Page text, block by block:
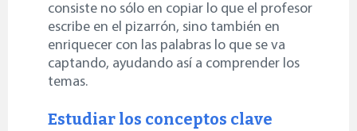
consiste no sólo en copiar lo que el profesor
escribe en el pizarrón, sino también en
enriquecer con las palabras lo que se va
captando, ayudando así a comprender los
temas.
Estudiar los conceptos clave